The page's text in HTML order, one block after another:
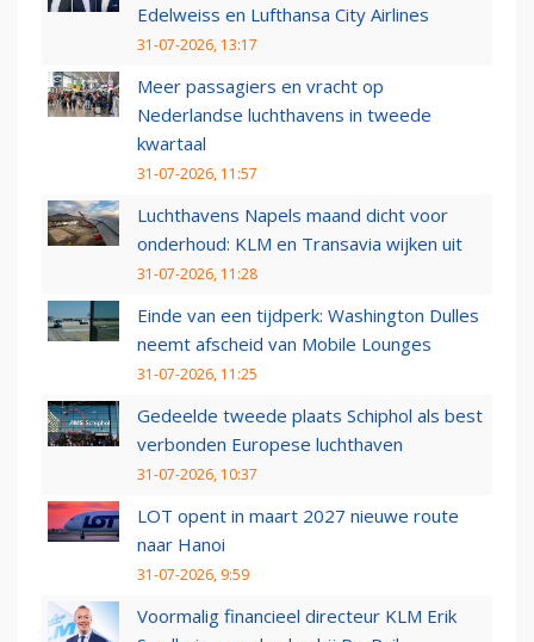
Edelweiss en Lufthansa City Airlines
31-07-2026, 13:17
Meer passagiers en vracht op
Nederlandse luchthavens in tweede
kwartaal
31-07-2026, 11:57
Luchthavens Napels maand dicht voor
onderhoud: KLM en Transavia wijken uit
31-07-2026, 11:28
Einde van een tijdperk: Washington Dulles
neemt afscheid van Mobile Lounges
31-07-2026, 11:25
Gedeelde tweede plaats Schiphol als best
verbonden Europese luchthaven
31-07-2026, 10:37
LOT opent in maart 2027 nieuwe route
naar Hanoi
31-07-2026, 9:59
Voormalig financieel directeur KLM Erik